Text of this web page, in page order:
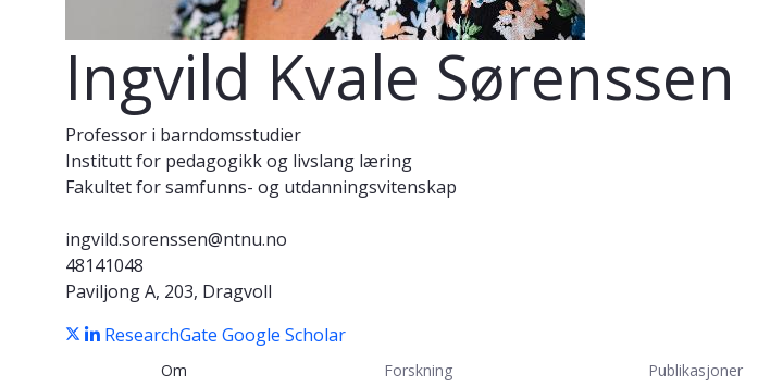
Ingvild Kvale Sørenssen
Professor i barndomsstudier
Institutt for pedagogikk og livslang læring
Fakultet for samfunns- og utdanningsvitenskap
ingvild.sorenssen@ntnu.no
48141048
Paviljong A, 203, Dragvoll
ResearchGateGoogle Scholar
Om Forskning Publikasjoner